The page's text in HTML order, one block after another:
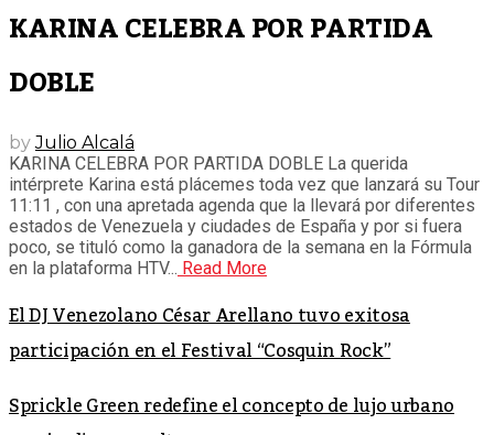
KARINA CELEBRA POR PARTIDA
DOBLE
byJulio Alcalá
KARINA CELEBRA POR PARTIDA DOBLE La querida
intérprete Karina está plácemes toda vez que lanzará su Tour
11:11 , con una apretada agenda que la llevará por diferentes
estados de Venezuela y ciudades de España y por si fuera
poco, se tituló como la ganadora de la semana en la Fórmula
en la plataforma HTV... Read More
El DJ Venezolano César Arellano tuvo exitosa
participación en el Festival “Cosquin Rock”
Sprickle Green redefine el concepto de lujo urbano